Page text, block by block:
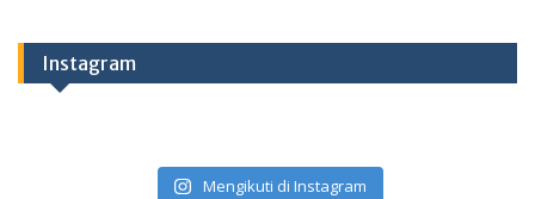
Instagram
Mengikuti di Instagram